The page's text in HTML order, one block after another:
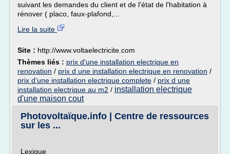
suivant les demandes du client et de l'état de l'habitation à
rénover ( placo, faux-plafond,...
Lire la suite
Site : http://www.voltaelectricite.com
Thèmes liés : prix d'une installation electrique en
renovation / prix d une installation electrique en renovation /
prix d'une installation electrique complete / prix d une
installation electrique au m2 / installation electrique
d'une maison cout
Photovoltaïque.info | Centre de ressources
sur les ...
Lexique